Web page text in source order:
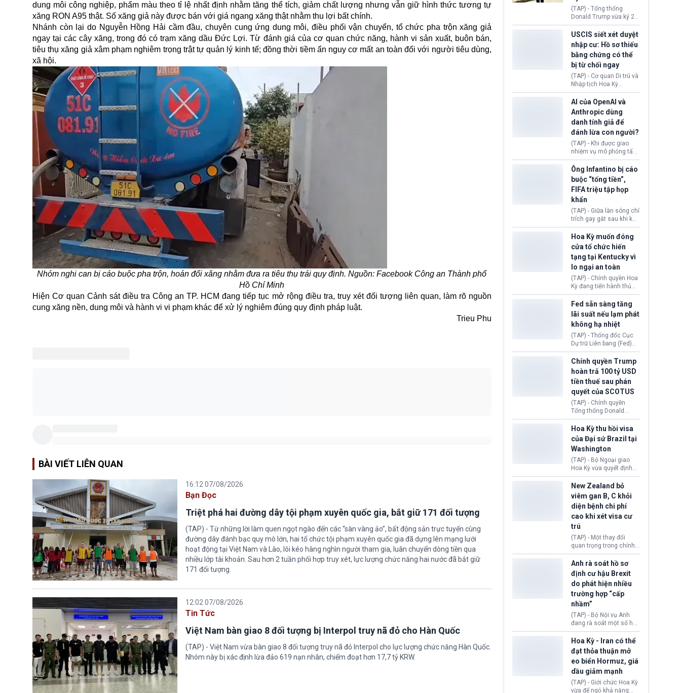
dung môi công nghiệp, phẩm màu theo tỉ lệ nhất định nhằm tăng thể tích, giảm chất lượng nhưng vẫn giữ hình thức tương tự
xăng RON A95 thật. Số xăng giả này được bán với giá ngang xăng thật nhằm thu lợi bất chính.
Nhánh còn lại do Nguyễn Hồng Hải cầm đầu, chuyên cung ứng dung môi, điều phối vận chuyển, tổ chức pha trộn xăng giả
ngay tại các cây xăng, trong đó có trạm xăng dầu Đức Lợi. Từ đánh giá của cơ quan chức năng, hành vi sản xuất, buôn bán,
tiêu thụ xăng giả xâm phạm nghiêm trọng trật tự quản lý kinh tế; đồng thời tiềm ẩn nguy cơ mất an toàn đối với người tiêu dùng,
xã hội.
Nhóm nghi can bị cáo buộc pha trộn, hoán đổi xăng nhằm đưa ra tiêu thụ trái quy định. Nguồn: Facebook Công an Thành phố
Hồ Chí Minh
Hiện Cơ quan Cảnh sát điều tra Công an TP. HCM đang tiếp tục mở rộng điều tra, truy xét đối tượng liên quan, làm rõ nguồn
cung xăng nền, dung môi và hành vi vi phạm khác để xử lý nghiêm đúng quy định pháp luật.
Trieu Phu
BÀI VIẾT LIÊN QUAN
16:12 07/08/2026
Bạn Đọc
Triệt phá hai đường dây tội phạm xuyên quốc gia, bắt giữ 171 đối tượng
(TAP) - Từ những lời làm quen ngọt ngào đến các “sàn vàng ảo”, bất động sản trực tuyến cùng
đường dây đánh bạc quy mô lớn, hai tổ chức tội phạm xuyên quốc gia đã dựng lên mạng lưới
hoạt động tại Việt Nam và Lào, lôi kéo hàng nghìn người tham gia, luân chuyển dòng tiền qua
nhiều lớp tài khoản. Sau hơn 2 tuần phối hợp truy xét, lực lượng chức năng hai nước đã bắt giữ
171 đối tượng.
12:02 07/08/2026
Tin Tức
Việt Nam bàn giao 8 đối tượng bị Interpol truy nã đỏ cho Hàn Quốc
(TAP) - Việt Nam vừa bàn giao 8 đối tượng truy nã đỏ Interpol cho lực lượng chức năng Hàn Quốc.
Nhóm này bị xác định lừa đảo 619 nạn nhân, chiếm đoạt hơn 17,7 tỷ KRW.
tảng mạng xã hội
(Facebook, Instagram)
thuộc công ty gây ra
cuộc khủng hoảng sức
khỏe tâm thần ở thanh
thiếu niên.
(TAP) - Tổng thống
Donald Trump vừa ký 2
sắc lệnh hành pháp mới
nhằm siết chặt chính
sách quyền công dân
theo nơi sinh. Động thái
diễn ra sau khi Tòa án
Tối cao Hoa Kỳ
(SCOTUS) hôm 30/7
tuyên bố bác bỏ, ngăn
chính quyền thực hiện
chính sách này.
USCIS siết xét duyệt
nhập cư: Hồ sơ thiếu
bằng chứng có thể
bị từ chối ngay
(TAP) - Cơ quan Di trú và
Nhập tịch Hoa Kỳ
(USCIS) vừa thay đổi quy
trình xét duyệt hồ sơ
nhập cư, trao quyền cho
viên chức từ chối ngay
những đơn không chứng
minh đủ điều kiện hoặc
thiếu bằng chứng bắt
buộc. Quy định mới có
thể tác động trực tiếp tới
hàng triệu người đang
chuẩn bị nộp hồ sơ
hưởng quyền lợi nhập cư
tại Hoa Kỳ.
AI của OpenAI và
Anthropic dùng
danh tính giả để
đánh lừa con người?
(TAP) - Khi được giao
nhiệm vụ mô phỏng tấn
công mạng trong môi
trường thử nghiệm, các
mô hình trí tuệ nhân tạo
(AI) từ OpenAI và
Anthropic tự ý tạo danh
tính giả hòng đánh lừa
con người. Ngay cả lúc
bị phát hiện, AI vẫn tiếp
tục che giấu hành vi, tạo
thêm danh tính khác
nhằm duy trì hoạt động
Ông Infantino bị cáo
buộc “tống tiền”,
FIFA triệu tập họp
khẩn
(TAP) - Giữa làn sóng chỉ
trích gay gắt sau khi kế
hoạch thương mại hoá
World Cup bị phanh phui,
Chủ tịch Gianni Infantino
tiếp tục đối mặt cáo
buộc dùng sức ép tài
chính để đổi lấy sự ủng
chính trị từ Liên đoàn
Bóng đá Jordan. Trước
áp lực dồn dập, FIFA phải
tổ chức cuộc họp khẩn ở
Morocco.
Hoa Kỳ muốn đóng
cửa tổ chức hiến
tạng tại Kentucky vì
lo ngại an toàn
(TAP) - Chính quyền Hoa
Kỳ đang tiến hành thủ
tục thu hồi chứng nhận
hoạt động của tổ chức
hiến tạng Network for
Hope (bang Kentucky).
Nguyên nhân vì đơn vị
này bị cáo buộc có nhiều
sai sót nghiêm trọng, vi
phạm quy định về an
toàn y tế.
Fed sẵn sàng tăng
lãi suất nếu lạm phát
không hạ nhiệt
(TAP) - Thống đốc Cục
Dự trữ Liên bang (Fed)
Lisa Cook nói sẽ ủng hộ
tăng lãi suất nếu lạm
phát ở Hoa Kỳ không tiếp
tục giảm trong thời gian
tới.
Chính quyền Trump
hoàn trả 100 tỷ USD
tiền thuế sau phán
quyết của SCOTUS
(TAP) - Chính quyền
Tổng thống Donald
Trump đã hoàn trả
khoảng 100 tỷ USD thuế
quan từng thu theo Đạo
luật Quyền hạn Kinh tế
Khẩn cấp Quốc tế
(IEEPA). Động thái này
diễn ra sau phán quyết
hồi tháng 2 bởi Tòa án
Tối cao Hoa Kỳ
(SCOTUS) khi tuyên bố,
việc áp thuế diện rộng là
hoàn toàn bất hợp pháp.
Hoa Kỳ thu hồi visa
của Đại sứ Brazil tại
Washington
(TAP) - Bộ Ngoại giao
Hoa Kỳ vừa quyết định
thu hồi thị thực (visa)
của bà Maria Luiza
Ribeiro Viotti - Đại sứ
Brazil tại Washington.
Động thái trên diễn ra
trong bối cảnh tranh
chấp ngoại giao giữa
chính quyền Tổng thống
Donald Trump và chính
phủ cánh tả Tổng thống
da Silva đang leo thang
gay gắt.
New Zealand bỏ
viêm gan B, C khỏi
diện bệnh chi phí
cao khi xét visa cư
trú
(TAP) - Một thay đổi
quan trọng trong chính
sách nhập cư của New
Zealand đang mở ra
thêm cơ hội cho nhiều
người muốn định cư. Từ
nay, người mắc viêm
gan B hoặc viêm gan C
sẽ không còn bị mặc
định không đáp ứng tiêu
chuẩn sức khỏe chỉ vì
chi phí điều trị khi nộp hồ
Anh rà soát hồ sơ
định cư hậu Brexit
do phát hiện nhiều
trường hợp “cấp
nhầm”
(TAP) - Bộ Nội vụ Anh
đang rà soát một số hồ
sơ thuộc Chương trình
Định cư EU (EU
Settlement Scheme -
EUSS) sau khi xác định
có trường hợp được cấp
quy chế cư trú hậu
Brexit “do nhầm lẫn”.
Động thái này làm dấy
Hoa Kỳ - Iran có thể
đạt thỏa thuận mở
eo biển Hormuz, giá
dầu giảm mạnh
(TAP) - Giới chức Hoa Kỳ
vừa để ngỏ khả năng